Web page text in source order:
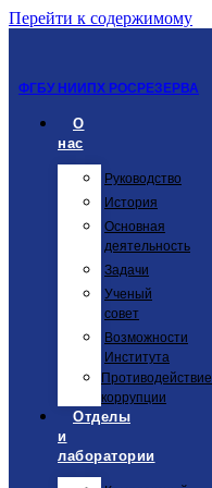
Перейти к содержимому
ФГБУ НИИПХ РОСРЕЗЕРВА
О
нас
Руководство
История
Основная
деятельность
Задачи
Ученый
совет
Возможности
Института
Противодействие
коррупции
Отделы
и
лаборатории